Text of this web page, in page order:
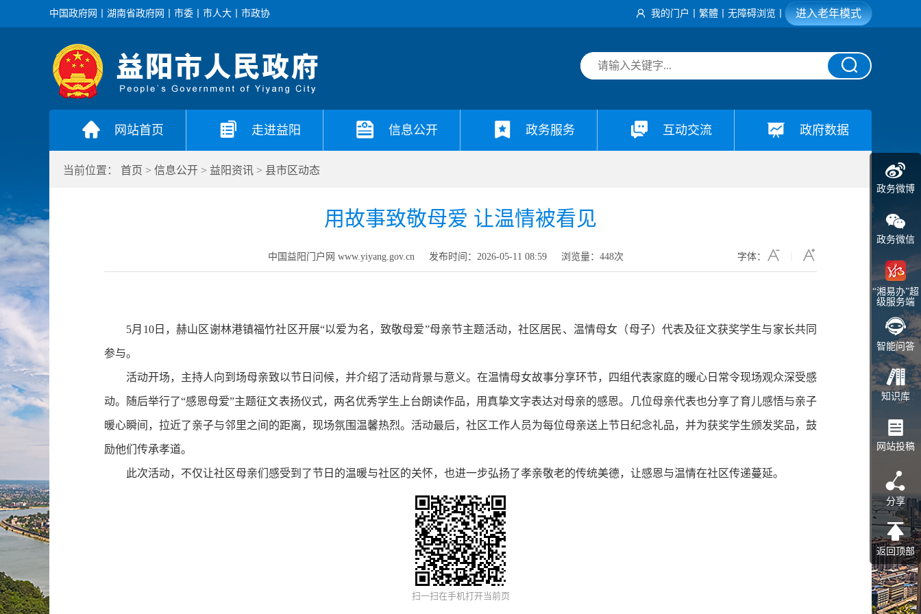
中国政府网 湖南省政府网 市委 市人大 市政协 我的门户 繁體 无障碍浏览 进入老年模式
网站首页 走进益阳 信息公开 政务服务 互动交流 政府数据
当前位置： 首页 > 信息公开 > 益阳资讯 > 县市区动态
用故事致敬母爱 让温情被看见
中国益阳门户网 www.yiyang.gov.cn 发布时间：2026-05-11 08:59 浏览量：448次 字体：
5月10日，赫山区谢林港镇福竹社区开展“以爱为名，致敬母爱”母亲节主题活动，社区居民、温情母女（母子）代表及征文获奖学生与家长共同
参与。
活动开场，主持人向到场母亲致以节日问候，并介绍了活动背景与意义。在温情母女故事分享环节，四组代表家庭的暖心日常令现场观众深受感
动。随后举行了“感恩母爱”主题征文表扬仪式，两名优秀学生上台朗读作品，用真挚文字表达对母亲的感恩。几位母亲代表也分享了育儿感悟与亲子
暖心瞬间，拉近了亲子与邻里之间的距离，现场氛围温馨热烈。活动最后，社区工作人员为每位母亲送上节日纪念礼品，并为获奖学生颁发奖品，鼓
励他们传承孝道。
此次活动，不仅让社区母亲们感受到了节日的温暖与社区的关怀，也进一步弘扬了孝亲敬老的传统美德，让感恩与温情在社区传递蔓延。
扫一扫在手机打开当前页
政务微博
政务微信
“湘易办”超
级服务端
智能问答
知识库
网站投稿
分享
返回顶部